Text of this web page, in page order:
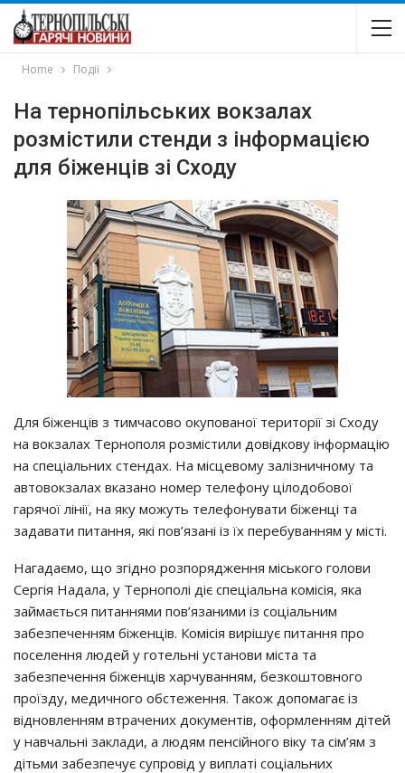
Home Події
На тернопільських вокзалах
розмістили стенди з інформацією
для біженців зі Сходу
Для біженців з тимчасово окупованої території зі Сходу
на вокзалах Тернополя розмістили довідкову інформацію
на спеціальних стендах. На місцевому залізничному та
автовокзалах вказано номер телефону цілодобової
гарячої лінії, на яку можуть телефонувати біженці та
задавати питання, які пов’язані із їх перебуванням у місті.
Нагадаємо, що згідно розпорядження міського голови
Сергія Надала, у Тернополі діє спеціальна комісія, яка
займається питаннями пов’язаними із соціальним
забезпеченням біженців. Комісія вирішує питання про
поселення людей у готельні установи міста та
забезпечення біженців харчуванням, безкоштовного
проїзду, медичного обстеження. Також допомагає із
відновленням втрачених документів, оформленням дітей
у навчальні заклади, а людям пенсійного віку та сім’ям з
дітьми забезпечує супровід у виплаті соціальних